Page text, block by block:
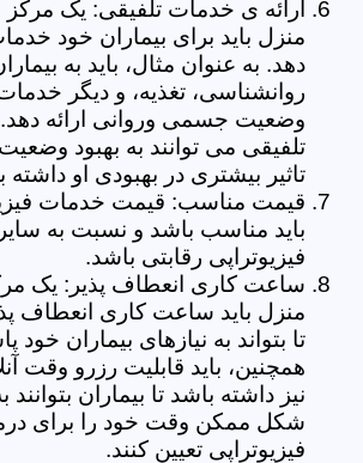
ارائه ی خدمات تلفیقی: یک مرکز
منزل باید برای بیماران خود
دهد. به عنوان مثال، باید به
روانشناسی، تغذیه، و دیگر
وضعیت جسمی وروانی ارائه
تلفیقی می توانند به بهبود
تاثیر بیشتری در بهبودی او داشته
قیمت مناسب: قیمت خدمات
باید مناسب باشد و نسبت به
فیزیوتراپی رقابتی باشد.
ساعت کاری انعطاف پذیر: یک
منزل باید ساعت کاری انعطاف
تا بتواند به نیازهای بیماران خود
همچنین، باید قابلیت رزرو وقت
نیز داشته باشد تا بیماران
شکل ممکن وقت خود را برای
فیزیوتراپی تعیین کنند.